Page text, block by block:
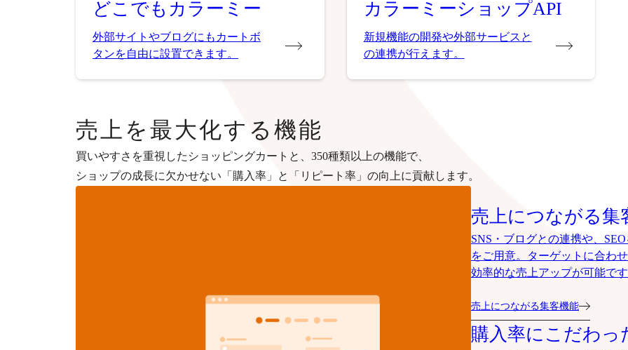
どこでもカラーミー
外部サイトやブログにもカートボ
タンを自由に設置できます。
カラーミーショップAPI
新規機能の開発や外部サービスと
の連携が行えます。
売上を最大化する機能
買いやすさを重視したショッピングカートと、350種類以上の機能で、
ショップの成長に欠かせない「購入率」と「リピート率」の向上に貢献します。
売上につながる集
SNS・ブログとの連携や、
をご用意。ターゲットに合わ
効率的な売上アップが可能で
売上につながる集客機能
購入率にこだわっ